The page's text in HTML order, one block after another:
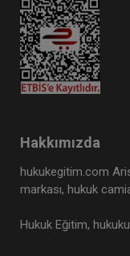
Tüketici
Ticaret Hukuku
Hakkımızda
hukukegitim.com
markası, hukuk
Hukuk Eğitim,